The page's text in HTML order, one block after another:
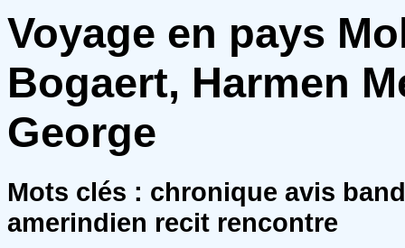
Voyage en pays
Bogaert, Harmen
George
Mots clés : chronique avis
amerindien recit rencontre